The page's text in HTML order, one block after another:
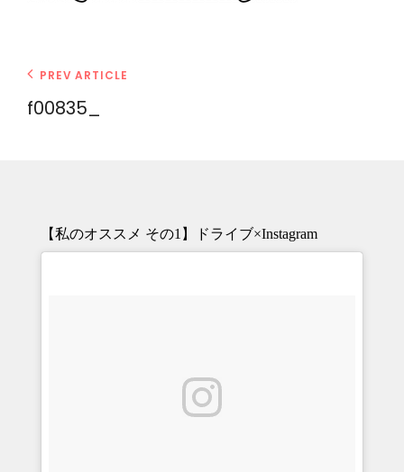
投
稿
ョ
Previous
Post
PREV ARTICLE
f00835_
【私のオススメ その1】ドライブ×Instagram